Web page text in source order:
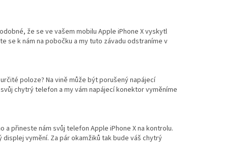
že se ve vašem mobilu Apple iPhone X vyskytl
se k nám na pobočku a my tuto závadu odstraníme v
poloze? Na vině může být porušený napájecí
chytrý telefon a my vám napájecí konektor vyměníme
přineste nám svůj telefon Apple iPhone X na kontrolu.
vymění. Za pár okamžiků tak bude váš chytrý